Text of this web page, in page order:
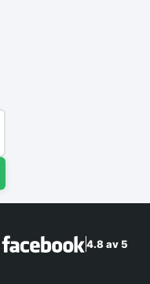
4.8 av 5